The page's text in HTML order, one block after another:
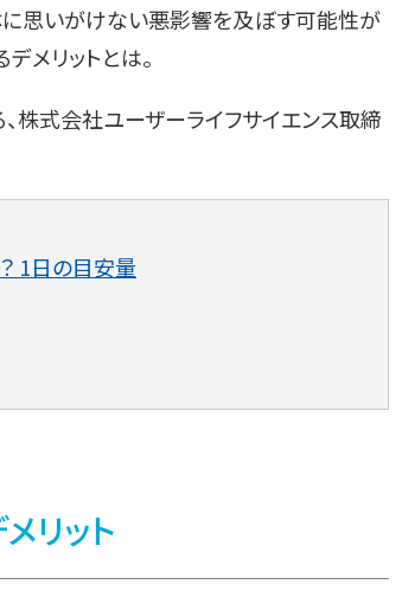
に思いがけない悪影響を及ぼす可能性が
メリットとは。
株式会社ユーザーライフサイエンス取締
1日の目安量
リット